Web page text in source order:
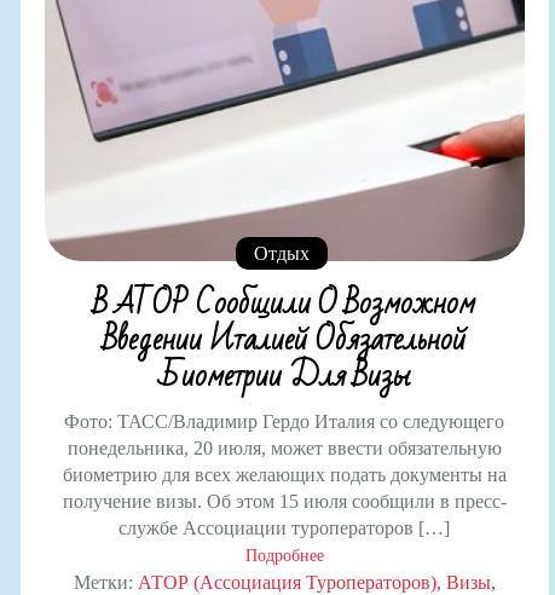
Отдых
В АТОР Сообщили О Возможном
Введении Италией Обязательной
Биометрии Для Визы
Фото: ТАСС/Владимир Гердо Италия со следующего
понедельника, 20 июля, может ввести обязательную
биометрию для всех желающих подать документы на
получение визы. Об этом 15 июля сообщили в пресс-
службе Ассоциации туроператоров […]
Подробнее
Метки: АТОР (Ассоциация Туроператоров) Визы